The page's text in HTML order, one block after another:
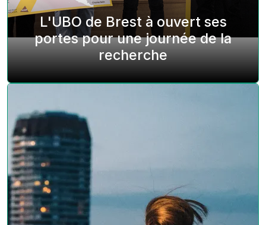
L'UBO de Brest à ouvert ses
portes pour une journée de la
recherche